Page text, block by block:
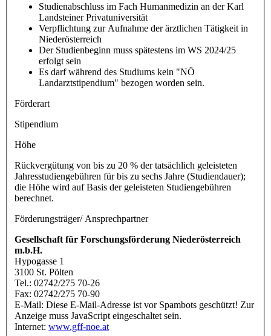
Studienabschluss im Fach Humanmedizin an der Karl
Landsteiner Privatuniversität
Verpflichtung zur Aufnahme der ärztlichen Tätigkeit in
Niederösterreich
Der Studienbeginn muss spätestens im WS 2024/25
erfolgt sein
Es darf während des Studiums kein "NÖ
Landarztstipendium" bezogen worden sein.
Förderart
Stipendium
Höhe
Rückvergütung von bis zu 20 % der tatsächlich geleisteten
Jahresstudiengebühren für bis zu sechs Jahre (Studiendauer);
die Höhe wird auf Basis der geleisteten Studiengebühren
berechnet.
Förderungsträger/ Ansprechpartner
Gesellschaft für Forschungsförderung Niederösterreich
m.b.H.
Hypogasse 1
3100 St. Pölten
Tel.: 02742/275 70-26
Fax: 02742/275 70-90
E-Mail: Diese E-Mail-Adresse ist vor Spambots geschützt! Zur
Anzeige muss JavaScript eingeschaltet sein.
Internet: www.gff-noe.at